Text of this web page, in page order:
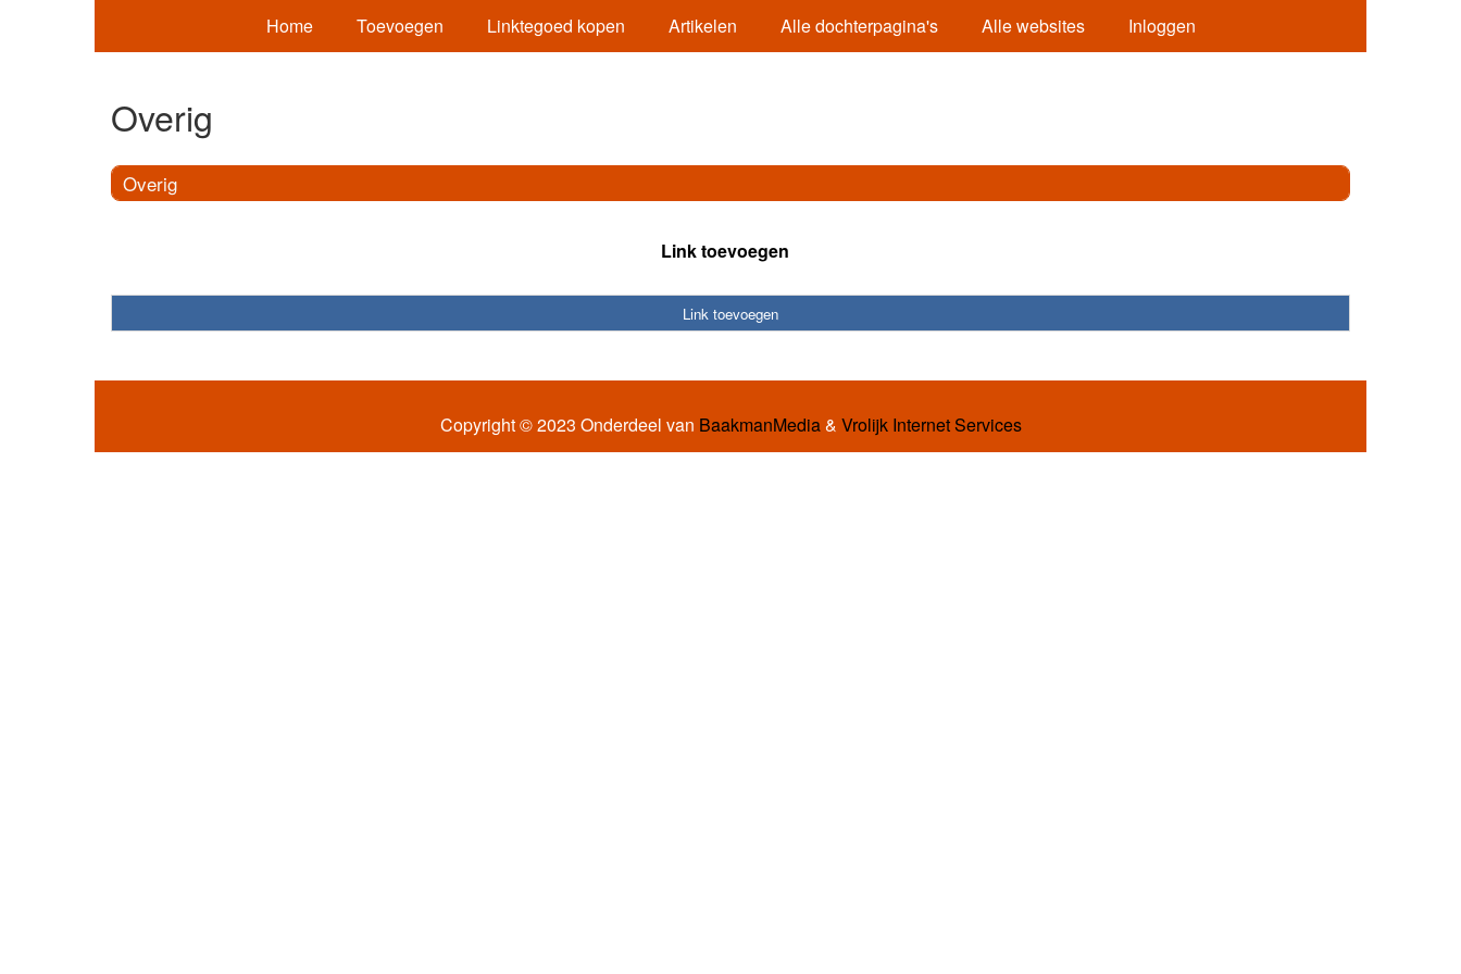
Home Toevoegen Linktegoed kopen Artikelen Alle dochterpagina's Alle websites Inloggen
Overig
Overig
Link toevoegen
Link toevoegen
Copyright © 2023 Onderdeel van BaakmanMedia& Vrolijk Internet Services